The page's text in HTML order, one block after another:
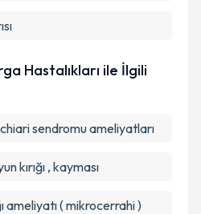
Hastalıkları ile İlgili
sendromu ameliyatları
kırığı , kayması
ameliyatı ( mikrocerrahi )